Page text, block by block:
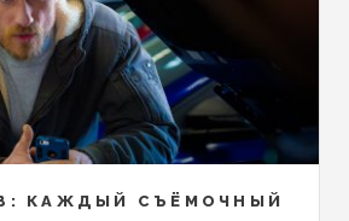
КАЖДЫЙ СЪЁМОЧНЫЙ